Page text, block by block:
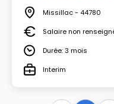
Lieu Missillac - 44780
SalaireSalaire non
DuréeDurée: 3 mois
TypeInterim